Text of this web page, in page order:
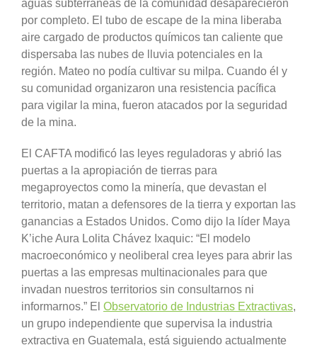
aguas subterráneas de la comunidad desaparecieron
por completo. El tubo de escape de la mina liberaba
aire cargado de productos químicos tan caliente que
dispersaba las nubes de lluvia potenciales en la
región. Mateo no podía cultivar su milpa. Cuando él y
su comunidad organizaron una resistencia pacífica
para vigilar la mina, fueron atacados por la seguridad
de la mina.
El CAFTA modificó las leyes reguladoras y abrió las
puertas a la apropiación de tierras para
megaproyectos como la minería, que devastan el
territorio, matan a defensores de la tierra y exportan las
ganancias a Estados Unidos. Como dijo la líder Maya
K’iche Aura Lolita Chávez Ixaquic: “El modelo
macroeconómico y neoliberal crea leyes para abrir las
puertas a las empresas multinacionales para que
invadan nuestros territorios sin consultarnos ni
informarnos.” El Observatorio de Industrias Extractivas,
un grupo independiente que supervisa la industria
extractiva en Guatemala, está siguiendo actualmente